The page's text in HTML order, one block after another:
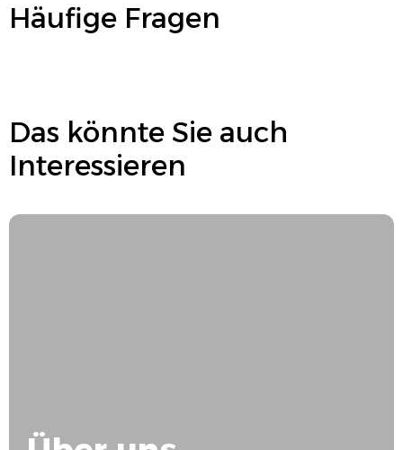
Häufige Fragen
Das könnte Sie auch
Interessieren